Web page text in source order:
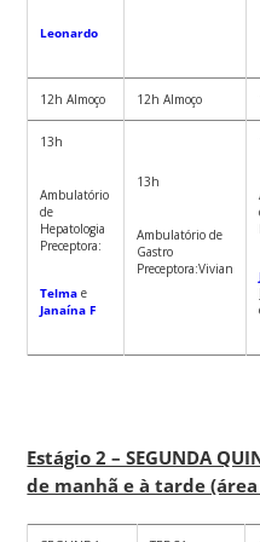
Leonardo
12h Almoço 12h Almoço
13h
Ambulatório
de
Hepatologia
Preceptora:
Telma e
Janaína F
13h
Ambulatório de
Gastro
Preceptora:Vivian
Estágio 2 – SEGUNDA
de manhã e à tarde (área